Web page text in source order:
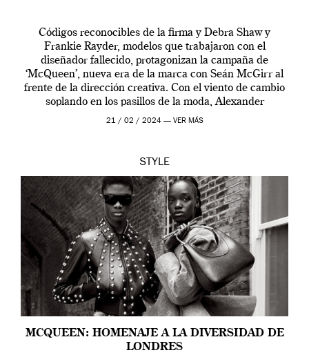
Códigos reconocibles de la firma y Debra Shaw y
Frankie Rayder, modelos que trabajaron con el
diseñador fallecido, protagonizan la campaña de
‘McQueen’, nueva era de la marca con Seán McGirr al
frente de la dirección creativa. Con el viento de cambio
soplando en los pasillos de la moda, Alexander
McQueen se prepara para una […]
21 / 02 / 2024 — VER MÁS
STYLE
MCQUEEN: HOMENAJE A LA DIVERSIDAD DE
LONDRES